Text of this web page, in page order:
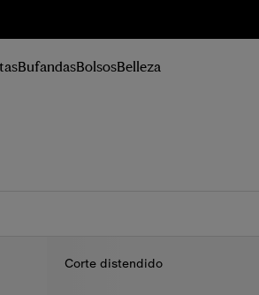
BufandasBolsosBelleza
Corte distendido